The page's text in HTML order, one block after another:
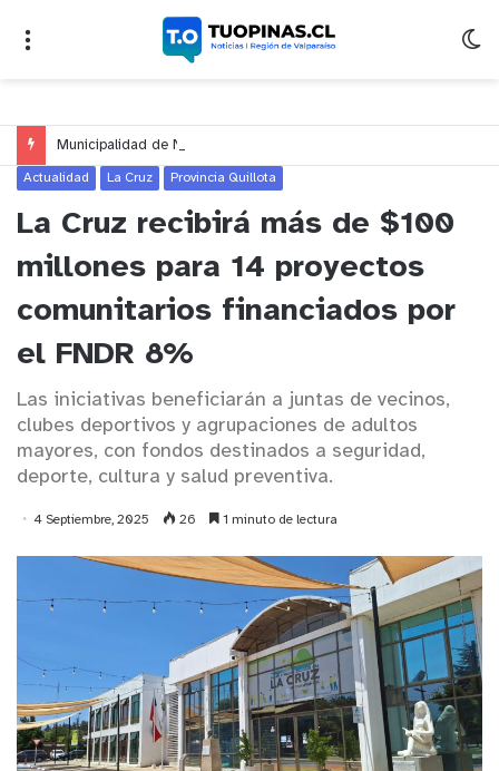
Actualidad La Cruz Provincia Quillota
La Cruz recibirá más de $100
millones para 14 proyectos
comunitarios financiados por
el FNDR 8%
Las iniciativas beneficiarán a juntas de vecinos,
clubes deportivos y agrupaciones de adultos
mayores, con fondos destinados a seguridad,
deporte, cultura y salud preventiva.
4 Septiembre, 2025 26 1 minuto de lectura